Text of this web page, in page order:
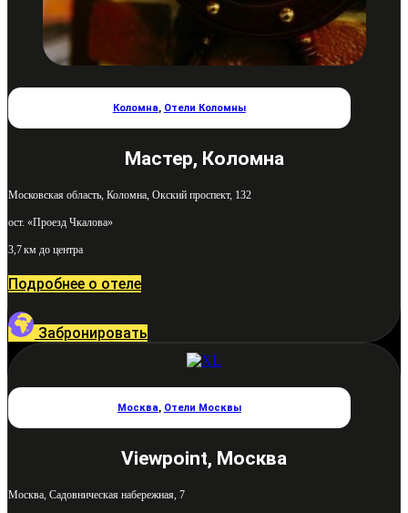
Коломна, Отели Коломны
Мастер, Коломна
Московская область, Коломна, Окский проспект, 132
ост. «Проезд Чкалова»
3,7 км до центра
Подробнее о отеле
Забронировать
Москва, Отели Москвы
Viewpoint, Москва
Москва, Садовническая набережная, 7